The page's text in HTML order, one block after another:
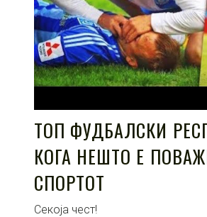
ТОП ФУДБАЛСКИ
КОГА НЕШТО Е
СПОРТОТ
Секоја чест!